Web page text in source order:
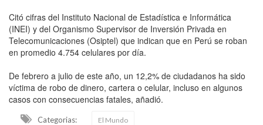
Citó cifras del Instituto Nacional de Estadística e Informática
(INEI) y del Organismo Supervisor de Inversión Privada en
Telecomunicaciones (Osiptel) que indican que en Perú se roban
en promedio 4.754 celulares por día.
De febrero a julio de este año, un 12,2% de ciudadanos ha sido
víctima de robo de dinero, cartera o celular, incluso en algunos
casos con consecuencias fatales, añadió.
Categorias: El Mundo